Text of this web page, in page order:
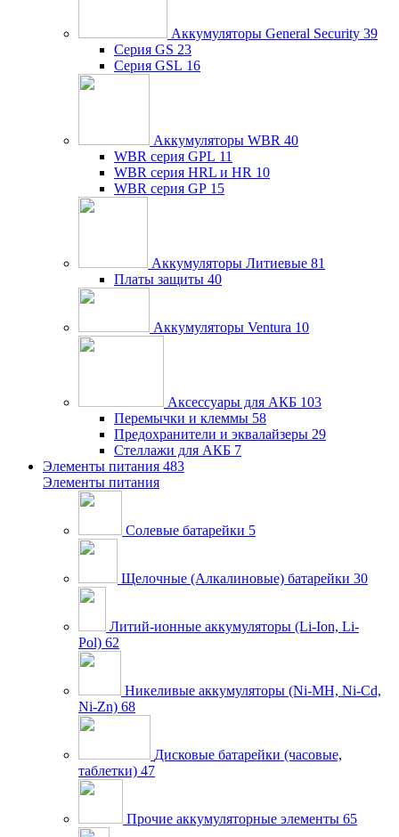
Аккумуляторы General Security 39
Серия GS 23
Серия GSL 16
Аккумуляторы WBR 40
WBR серия GPL 11
WBR серия HRL и HR 10
WBR серия GP 15
Аккумуляторы Литиевые 81
Платы защиты 40
Аккумуляторы Ventura 10
Аксессуары для АКБ 103
Перемычки и клеммы 58
Предохранители и эквалайзеры 29
Стеллажи для АКБ 7
Элементы питания 483
Элементы питания
Солевые батарейки 5
Щелочные (Алкалиновые) батарейки 30
Литий-ионные аккумуляторы (Li-Ion, Li-
Pol) 62
Никеливые аккумуляторы (Ni-MH, Ni-Cd,
Ni-Zn) 68
Дисковые батарейки (часовые,
таблетки) 47
Прочие аккумуляторные элементы 65